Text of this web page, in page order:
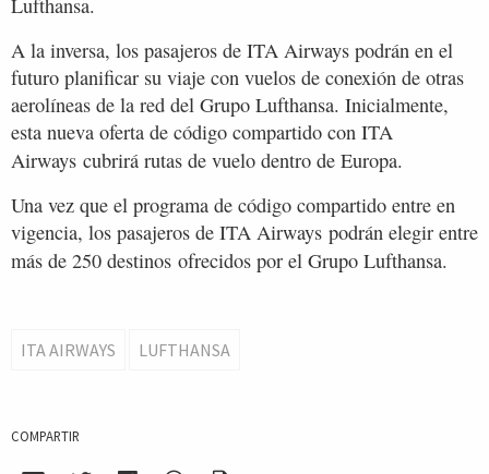
Lufthansa.
A la inversa, los pasajeros de ITA Airways podrán en el
futuro planificar su viaje con vuelos de conexión de otras
aerolíneas de la red del Grupo Lufthansa. Inicialmente,
esta nueva oferta de código compartido con ITA
Airways cubrirá rutas de vuelo dentro de Europa.
Una vez que el programa de código compartido entre en
vigencia, los pasajeros de ITA Airways podrán elegir entre
más de 250 destinos ofrecidos por el Grupo Lufthansa.
ITA AIRWAYS LUFTHANSA
COMPARTIR